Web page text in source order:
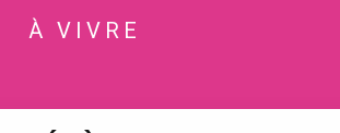
À VIVRE